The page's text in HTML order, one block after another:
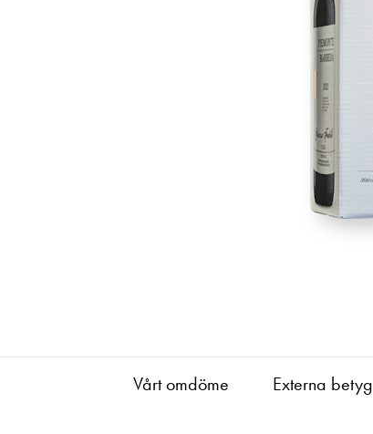
Vårt omdöme Externa betyg